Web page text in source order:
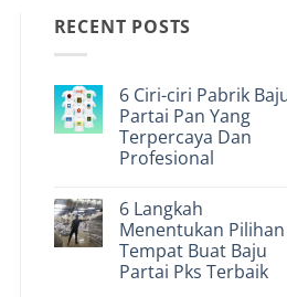
RECENT POSTS
6 Ciri-ciri Pabrik
Partai Pan Yang
Terpercaya Dan
Profesional
on
6
Ciri-
ciri
Pabrik
Baju
6 Langkah
Menentukan Pilihan
Tempat Buat Baju
Partai Pks Terbaik